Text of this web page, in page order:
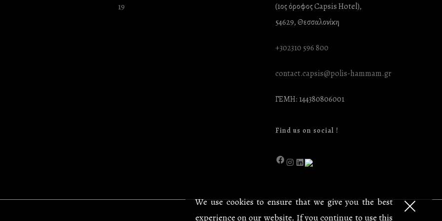
(1ος όροφος Capsis Hotel),
54629, Θεσσαλονίκη
+302310 596 800
contact.capsis@polis-hammam.gr
ΓΕΜΗ: 144380806001
Find us on social !
We use cookies to ensure that we give you the best
experience on our website. If you continue to use this